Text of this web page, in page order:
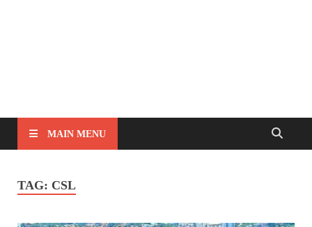
MAIN MENU
TAG: CSL